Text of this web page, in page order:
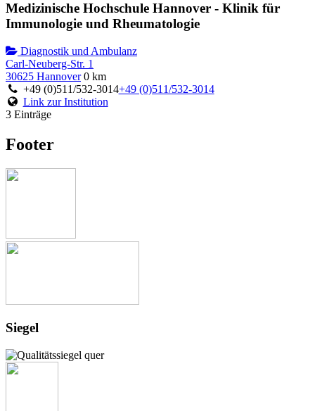
Medizinische Hochschule Hannover - Klinik für
Immunologie und Rheumatologie
Diagnostik und Ambulanz
Carl-Neuberg-Str. 1
30625 Hannover 0 km
+49 (0)511/532-3014+49 (0)511/532-3014
Link zur Institution
3 Einträge
Footer
Siegel